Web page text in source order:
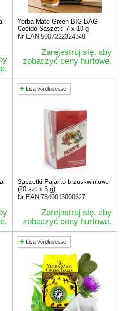
Yerba Mate Green BIG BAG
Cocido Saszetki 7 x 10 g
Nr EAN 5907222324349
Zarejestruj się, aby
zobaczyć ceny hurtowe.
Lisa võrdlusesse
Saszetki Pajarito brzoskwiniowe
(20 szt x 3 g)
Nr EAN 7840013000627
Zarejestruj się, aby
zobaczyć ceny hurtowe.
Lisa võrdlusesse